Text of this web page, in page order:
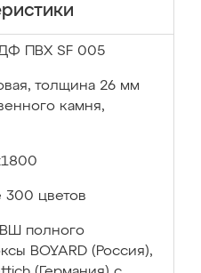
ПВХ SF 005
толщина 26 мм
камня,
300 цветов
полного
BOYARD (Россия),